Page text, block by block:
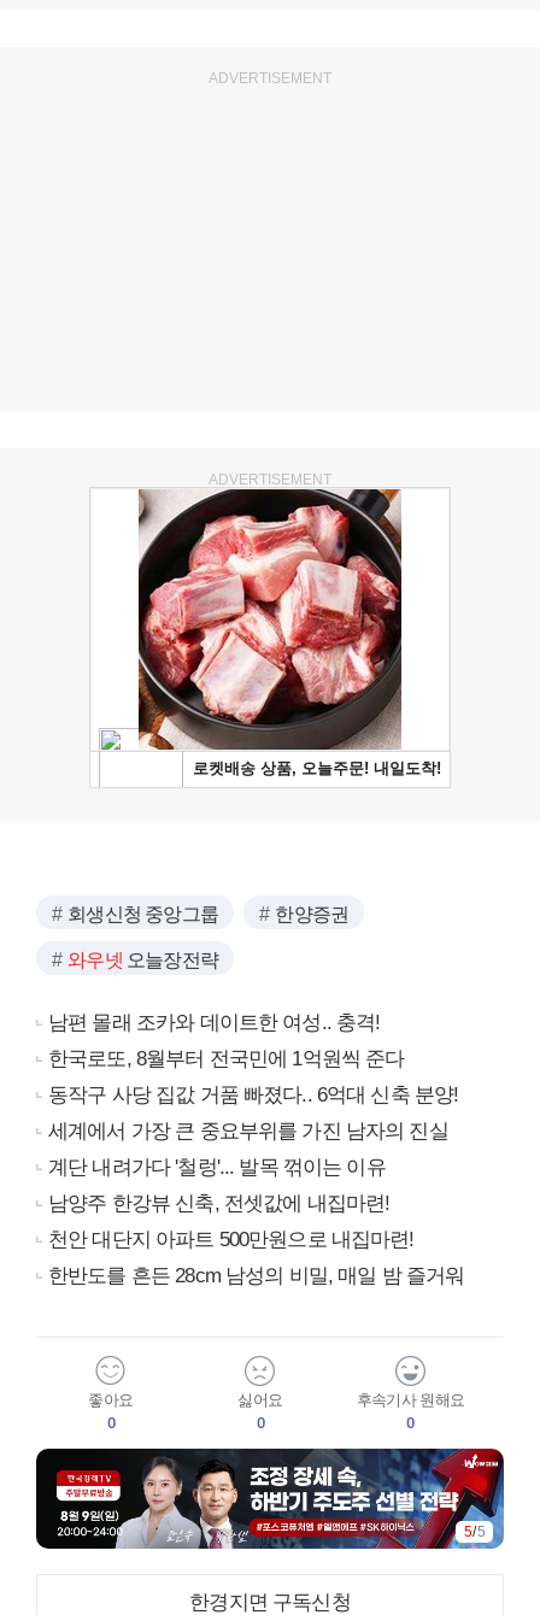
ADVERTISEMENT
ADVERTISEMENT
회생신청 중앙그룹 한양증권
와우넷 오늘장전략
남편 몰래 조카와 데이트한 여성.. 충격!
한국로또, 8월부터 전국민에 1억원씩 준다
동작구 사당 집값 거품 빠졌다.. 6억대 신축 분양!
세계에서 가장 큰 중요부위를 가진 남자의 진실
계단 내려가다 '철렁'... 발목 꺾이는 이유
남양주 한강뷰 신축, 전셋값에 내집마련!
천안 대단지 아파트 500만원으로 내집마련!
한반도를 흔든 28cm 남성의 비밀, 매일 밤 즐거워
좋아요
0
싫어요
0
후속기사 원해요
0
5/5
한경지면 구독신청